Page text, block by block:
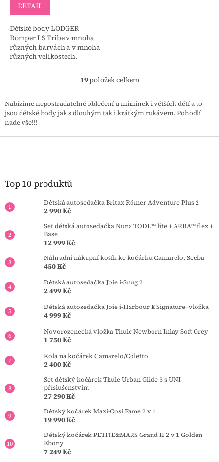
DETAIL
Dětské body LODGER
Romper LS Tribe v mnoha
různých barvách a v mnoha
různých velikostech.
O
l
á
c
v
p
u
19položek celkem
Nabízíme nepostradatelné oblečení u miminek i větších dětí a to
jsou dětské body jak s dlouhým tak i krátkým rukávem. Pohodlí
nade vše!!!
Z
Top 10 produktů
Dětská autosedačka Britax Römer Adventure Plus 2
2 990 Kč
Set dětská autosedačka Nuna TODL™ lite + ARRA™ flex +
Base
12 999 Kč
Náhradní nákupní košík ke kočárku Camarelo, Seeba
450 Kč
Dětská autosedačka Joie i-Snug 2
2 499 Kč
Dětská autosedačka Joie i-Harbour E Signature+vložka
4 999 Kč
Novorozenecká vložka Thule Newborn Inlay Soft Grey
1 750 Kč
Kola na kočárek Camarelo/Coletto
2 400 Kč
Set dětský kočárek Thule Urban Glide 3 s UNI
příslušenstvím
27 290 Kč
Dětský kočárek Maxi-Cosi Fame 2 v 1
19 990 Kč
Dětský kočárek PETITE&MARS Grand II 2 v 1 Golden
Ebony
7 249 Kč